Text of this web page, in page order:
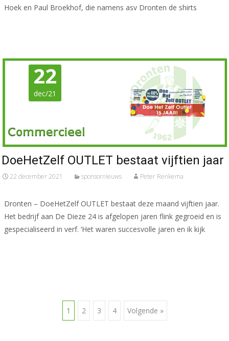
Hoek en Paul Broekhof, die namens asv Dronten de shirts
22
dec/21
DoeHetZelf OUTLET bestaat vijftien jaar
22 december 2021 sponsornieuws Peter Renkema
Dronten – DoeHetZelf OUTLET bestaat deze maand vijftien jaar.
Het bedrijf aan De Dieze 24 is afgelopen jaren flink gegroeid en is
gespecialiseerd in verf. ‘Het waren succesvolle jaren en ik kijk
1 2 3 4 Volgende »